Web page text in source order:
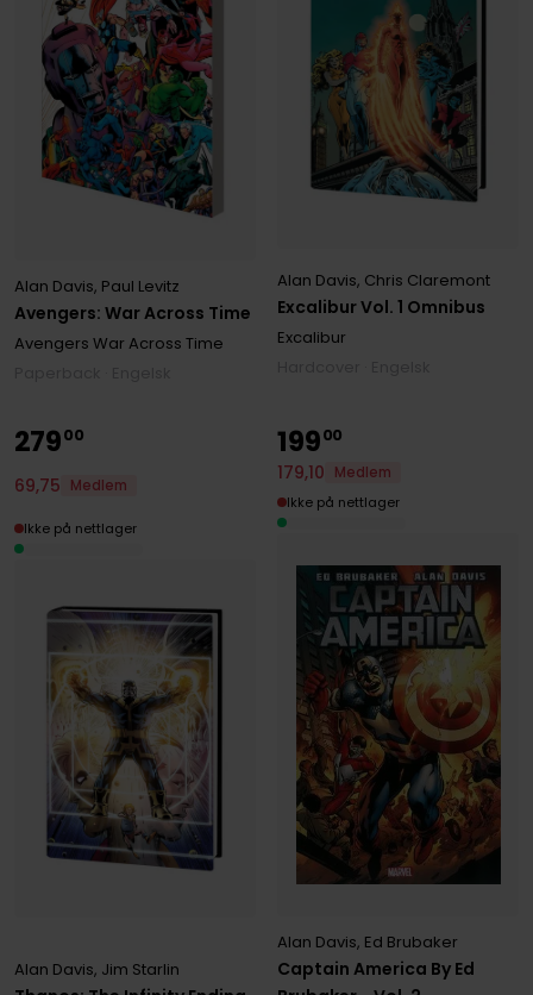
Avengers: War Across Time
Alan Davis, Paul Levitz
Avengers War Across Time
Excalibur Vol. 1 Omnibus
Alan Davis, Chris Claremont
Excalibur
Alan Davis, Jim Starlin
27900
69,75 Medlem
Ikke på nettlager
Captain America By Ed
Alan Davis, Ed Brubaker
19900
179,10
Medlem
Ikke på nettlager